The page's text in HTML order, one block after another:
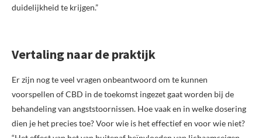
duidelijkheid te krijgen.”
Vertaling naar de praktijk
Er zijn nog te veel vragen onbeantwoord om te kunnen
voorspellen of CBD in de toekomst ingezet gaat worden bij de
behandeling van angststoornissen. Hoe vaak en in welke dosering
dien je het precies toe? Voor wie is het effectief en voor wie niet?